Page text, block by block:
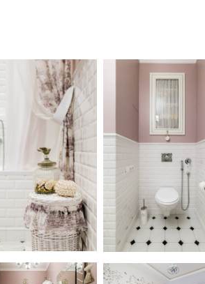
Филёвской
комнатная квартира на Большой
Двух комнатная
квартира на Большой
Филёвской Двух комнатная